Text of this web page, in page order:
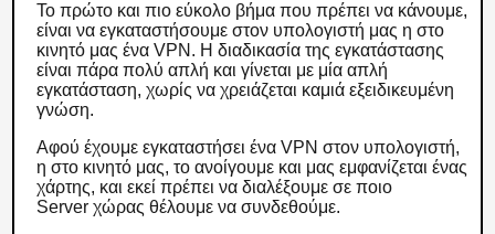
Το πρώτο και πιο εύκολο βήμα που πρέπει να κάνουμε,
είναι να εγκαταστήσουμε στον υπολογιστή μας η στο
κινητό μας ένα VPN. Η διαδικασία της εγκατάστασης
είναι πάρα πολύ απλή και γίνεται με μία απλή
εγκατάσταση, χωρίς να χρειάζεται καμιά εξειδικευμένη
γνώση.
Αφού έχουμε εγκαταστήσει ένα VPN στον υπολογιστή,
η στο κινητό μας, το ανοίγουμε και μας εμφανίζεται ένας
χάρτης, και εκεί πρέπει να διαλέξουμε σε ποιο
Server χώρας θέλουμε να συνδεθούμε.